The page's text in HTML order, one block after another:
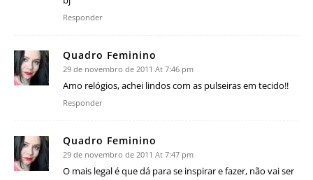
Responder
Quadro Feminino
29 de novembro de 2011 At 7:46 pm
Amo relógios, achei lindos com as pulseiras em tecido!!
Responder
Quadro Feminino
29 de novembro de 2011 At 7:47 pm
O mais legal é que dá para se inspirar e fazer, não vai ser